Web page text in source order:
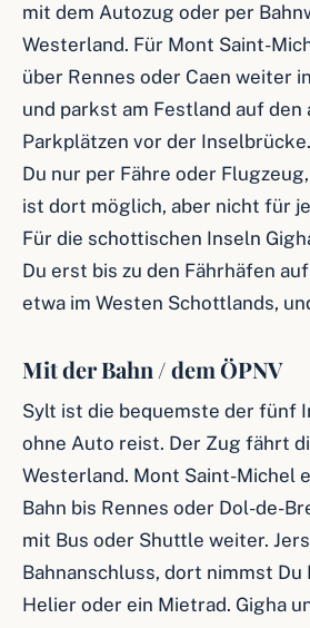
mit dem Autozug oder per
Westerland. Für Mont Saint-
über Rennes oder Caen weiter
und parkst am Festland auf den
Parkplätzen vor der
Du nur per Fähre oder
ist dort möglich, aber nicht für
Für die schottischen Inseln
Du erst bis zu den Fährhäfen
etwa im Westen Schottlands,
Mit der Bahn / dem ÖPNV
Sylt ist die bequemste der fünf
ohne Auto reist. Der Zug fährt
Westerland. Mont Saint-Michel
Bahn bis Rennes oder Dol-de-
mit Bus oder Shuttle weiter.
Bahnanschluss, dort nimmst Du
Helier oder ein Mietrad. Gigha